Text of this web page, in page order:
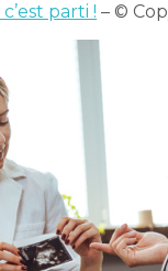
parti ! – ©